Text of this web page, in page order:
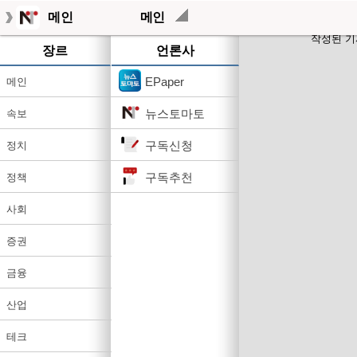
메인 메인
장르
메인
속보
정치
정책
사회
증권
금융
산업
테크
언론사
EPaper
뉴스토마토
구독신청
구독추천
작성된